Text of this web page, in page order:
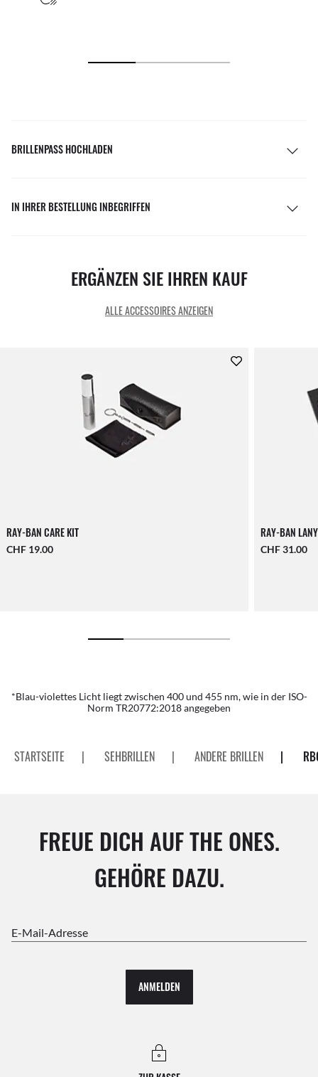
BRILLENPASS HOCHLADEN
IN IHRER BESTELLUNG INBEGRIFFEN
ERGÄNZEN SIE IHREN KAUF
ALLE ACCESSOIRES ANZEIGEN
RAY-BAN CARE KIT
CHF 19.00
RAY-BAN
CHF 31.00
*Blau-violettes Licht liegt zwischen 400 und 455 nm, wie in der ISO-
Norm TR20772:2018 angegeben
STARTSEITE | SEHBRILLEN | ANDERE BRILLEN |
FREUE DICH AUF THE ONES.
GEHÖRE DAZU.
E-Mail-Adresse
ANMELDEN